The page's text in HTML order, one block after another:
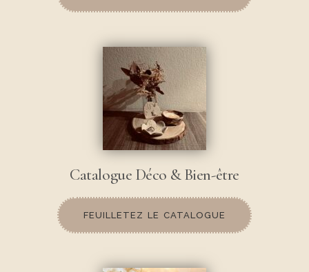
Catalogue Déco & Bien-être
FEUILLETEZ LE CATALOGUE